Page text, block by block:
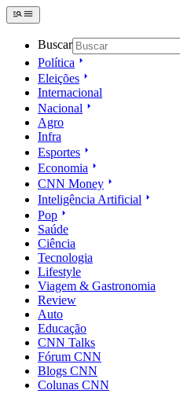
Buscar
Política
Eleições
Internacional
Nacional
Agro
Infra
Esportes
Economia
CNN Money
Inteligência Artificial
Pop
Saúde
Ciência
Tecnologia
Lifestyle
Viagem & Gastronomia
Review
Auto
Educação
CNN Talks
Fórum CNN
Blogs CNN
Colunas CNN